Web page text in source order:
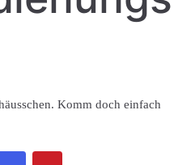
Komm doch einfach